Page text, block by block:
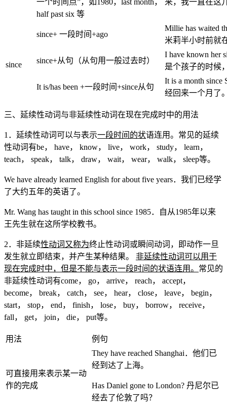
since
一个时间点”，如1980，last month，
half past six 等
来，我一直在这
since+ 一段时间+ago
Millie has waited
米莉半小时前就
since+从句（从句用一般过去时）
I have known her
是个孩子的时候
It is/has been +一段时间+since从句
It is a month since
经回来一个月了
三、延续性动词与非延续性动词在现在完成时中的用法
1．延续性动词可以与表示一段时间的状语连用。常见的延续
性动词有be， have， know， live， work， study， learn，
teach， speak， talk， draw， wait， wear， walk， sleep等。
We have already learned English for about five years．我们已经学
了大约五年的英语了。
Mr. Wang has taught in this school since 1985．自从1985年以来
王先生就在这所学校教书。
2．非延续性动词又称为终止性动词或瞬间动词，即动作一旦
发生就立即结束，并产生某种结果。 非延续性动词可以用于
现在完成时中，但是不能与表示一段时间的状语连用。 常见的
非延续性动词有come， go， arrive， reach， accept，
become， break， catch， see， hear， close， leave， begin，
start， stop， end， finish， lose， buy， borrow， receive，
fall， get， join， die， put等。
用法 例句
可直接用来表示某一动
作的完成
They have reached Shanghai．他们已
经到达了上海。
Has Daniel gone to London? 丹尼尔已
经去了伦敦了吗？